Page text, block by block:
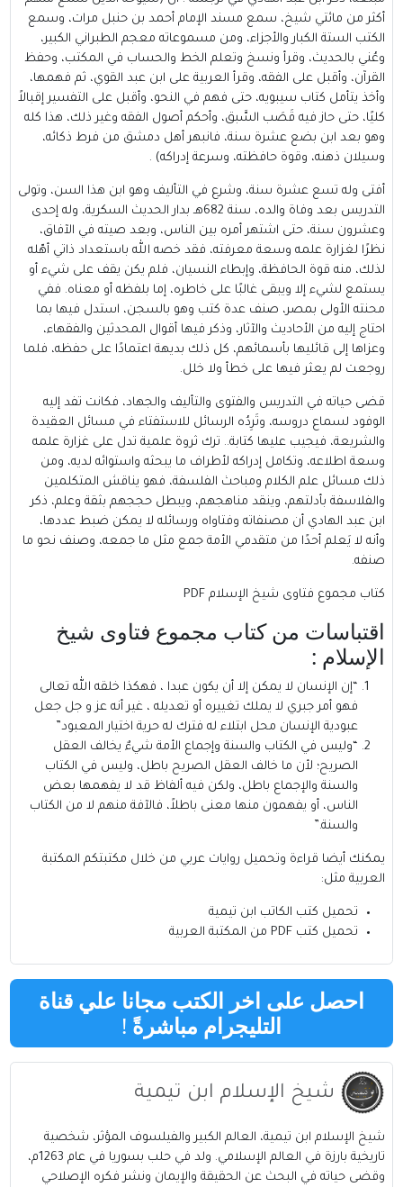
أكثر من مائتي شيخ، سمع مسند الإمام أحمد بن حنبل مرات، وسمع
الكتب الستة الكبار والأجزاء، ومن مسموعاته معجم الطبراني الكبير،
وعُني بالحديث، وقرأ ونسخ وتعلم الخط والحساب في المكتب، وحفظ
القرآن، وأقبل على الفقه، وقرأ العربية على ابن عبد القوي، ثم فهمها،
وأخذ يتأمل كتاب سيبويه، حتى فهم في النحو، وأقبل على التفسير إقبالاً
كليًا، حتى حاز فيه قَصَب السَّبق، وأحكم أصول الفقه وغير ذلك، هذا كله
وهو بعد ابن بضع عشرة سنة، فانبهر أهل دمشق من فرط ذكائه،
وسيلان ذهنه، وقوة حافظته، وسرعة إدراكه) .‏
أفتى وله تسع عشرة سنة، وشرع في التأليف وهو ابن هذا السن، وتولى
التدريس بعد وفاة والده، سنة 682هـ بدار الحديث السكرية، وله إحدى
وعشرون سنة، حتى اشتهر أمره بين الناس، وبعد صيته في الآفاق،
نظرًا لغزارة علمه وسعة معرفته، فقد خصه الله باستعداد ذاتي أهّله
لذلك، منه قوة الحافظة، وإبطاء النسيان، فلم يكن يقف على شيء أو
يستمع لشيء إلا ويبقى غالبًا على خاطره، إما بلفظه أو معناه. ففي
محنته الأولى بمصر، صنف عدة كتب وهو بالسجن، استدل فيها بما
احتاج إليه من الأحاديث والآثار، وذكر فيها أقوال المحدثين والفقهاء،
وعزاها إلى قائليها بأسمائهم، كل ذلك بديهة اعتمادًا على حفظه، فلما
روجعت لم يعثر فيها على خطأ ولا خلل.‏
قضى حياته في التدريس والفتوى والتأليف والجهاد، فكانت تفد إليه
الوفود لسماع دروسه، وتَرِدُه الرسائل للاستفتاء في مسائل العقيدة
والشريعة، فيجيب عليها كتابة.. ترك ثروة علمية تدل على غزارة علمه
وسعة اطلاعه، وتكامل إدراكه لأطراف ما يبحثه واستوائه لديه، ومن
ذلك مسائل علم الكلام ومباحث الفلسفة، فهو يناقش المتكلمين
والفلاسفة بأدلتهم، وينقد مناهجهم، ويبطل حججهم بثقة وعلم، ذكر
ابن عبد الهادي أن مصنفاته وفتاواه ورسائله لا يمكن ضبط عددها،
وأنه لا يَعلم أحدًا من متقدمي الأمة جمع مثل ما جمعه، وصنف نحو ما
صنفه.
كتاب مجموع فتاوى شيخ الإسلام PDF
اقتباسات من كتاب مجموع فتاوى شيخ
الإسلام :
“إن الإنسان لا يمكن إلا أن يكون عبدا ، فهكذا خلقه الله تعالى
فهو أمر جبري لا يملك تغييره أو تعديله ، غير أنه عز و جل جعل
عبودية الإنسان محل ابتلاء له فترك له حرية اختيار المعبود”
“وليس في الكتاب والسنة وإجماع الأمة شيءٌ يخالف العقل
الصريح؛ لأن ما خالف العقل الصريح باطل، وليس في الكتاب
والسنة والإجماع باطل، ولكن فيه ألفاظ قد لا يفهمها بعض
الناس، أو يفهمون منها معنى باطلاً، فالآفة منهم لا من الكتاب
والسنة.”
يمكنك أيضا قراءة وتحميل روايات عربي من خلال مكتبتكم المكتبة
العربيةمثل:
تحميل كتب الكاتب ابن تيمية
تحميل كتب PDF من المكتبة العربية
احصل على اخر الكتب مجانا علي قناة
التليجرام مباشرةً !
شيخ الإسلام ابن تيمية
شيخ الإسلام ابن تيمية، العالم الكبير والفيلسوف المؤثر، شخصية
تاريخية بارزة في العالم الإسلامي. ولد في حلب بسوريا في عام 1263م،
وقضى حياته في البحث عن الحقيقة والإيمان ونشر فكره الإصلاحي